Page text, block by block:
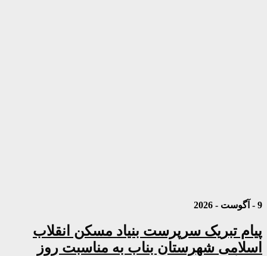
9 - آگوست - 2026
پیام تبریک سرپرست بنیاد مسکن انقلاب
اسلامی شهرستان بناب به مناسبت روز